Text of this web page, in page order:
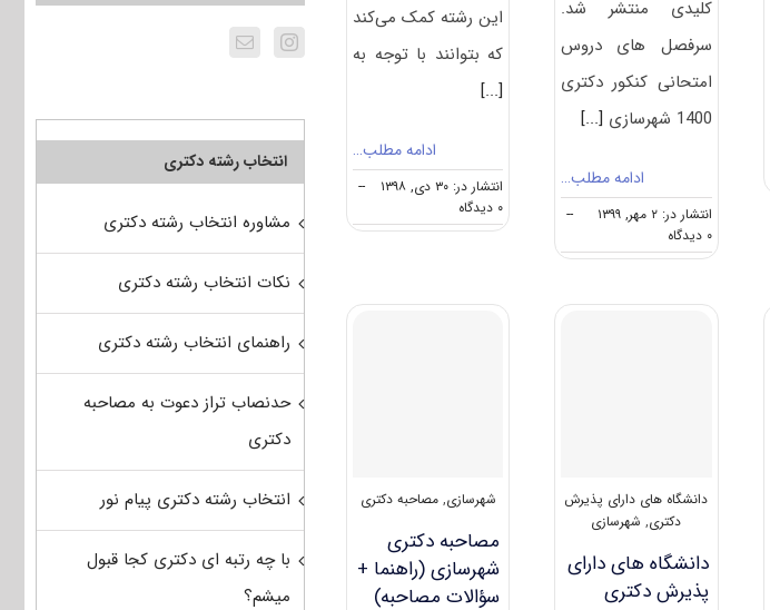
کلیدی منتشر شد.
سرفصل های دروس
امتحانی کنکور دکتری
1400 شهرسازی
[...]
ادامه مطلب…
انتشار در: ۲ مهر, ۱۳۹۹
--
۰ دیدگاه
دانلود
این رشته کمک می‌کند
که بتوانند با توجه به
[...]
ادامه مطلب…
انتشار در: ۳۰ دی, ۱۳۹۸
--
۰ دیدگاه
on
کارنامه
آزمون
دانشگاه های دارای پذیرش
دکتری, شهرسازی
دانشگاه های دارای
پذیرش دکتری
شهرسازی,مصاحبه دکتری
مصاحبه دکتری
شهرسازی (راهنما +
سؤالات مصاحبه)
انتخاب رشته دکتری
مشاوره انتخاب رشته دکتری
نکات انتخاب رشته دکتری
راهنمای انتخاب رشته دکتری
حدنصاب تراز دعوت به مصاحبه
دکتری
انتخاب رشته دکتری پیام نور
با چه رتبه ای دکتری کجا قبول
میشم؟